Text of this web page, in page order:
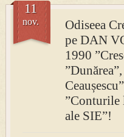
Odiseea
pe DAN
1990
”Conturile
ale SIE”!
11
nov.